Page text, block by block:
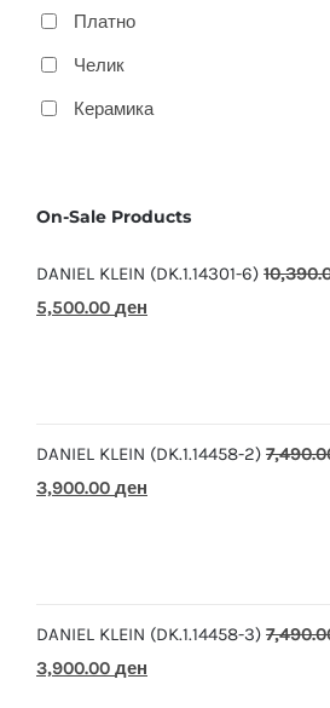
Платно
Челик
Керамика
On-Sale Products
DANIEL KLEIN (DK.1.14301-6)
Original
5,500.00 ден
DANIEL KLEIN (DK.1.14458-2)
Original
3,900.00 ден
DANIEL KLEIN (DK.1.14458-3)
Original
3,900.00 ден